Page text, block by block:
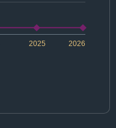
2026
2025